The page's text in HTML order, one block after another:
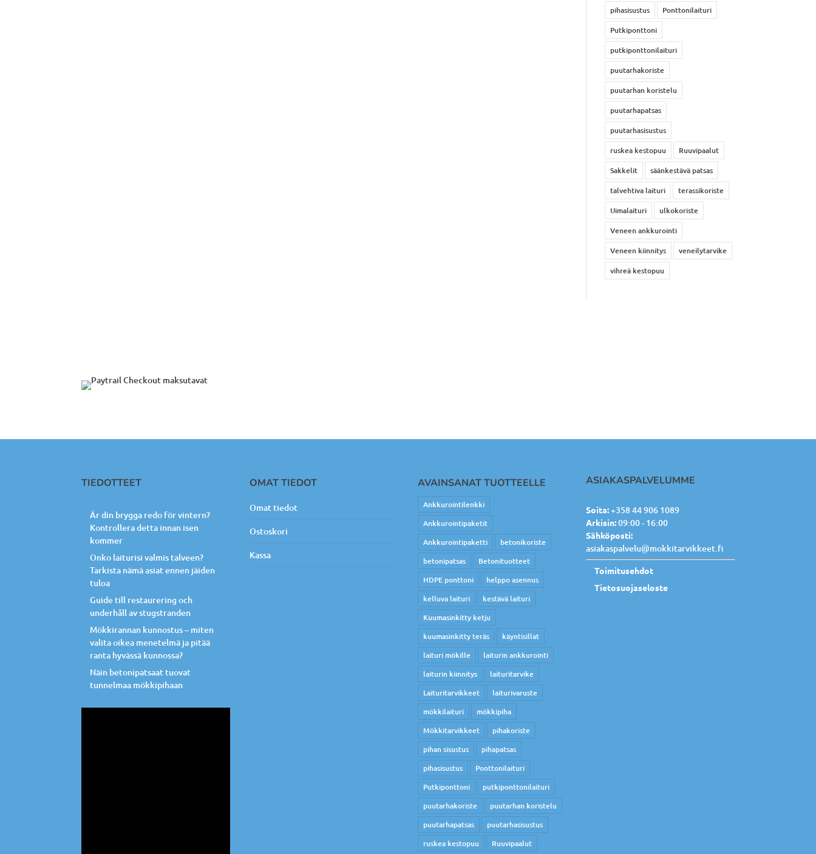
pihasisustus
Ponttonilaituri
Putkiponttoni
putkiponttonilaituri
puutarhakoriste
puutarhan koristelu
puutarhapatsas
puutarhasisustus
ruskea kestopuu
Ruuvipaalut
Sakkelit
säänkestävä patsas
talvehtiva laituri
terassikoriste
Uimalaituri
ulkokoriste
Veneen ankkurointi
Veneen kiinnitys
veneilytarvike
vihreä kestopuu
TIEDOTTEET
Är din brygga redo för vintern?
Kontrollera detta innan isen
kommer
Onko laiturisi valmis talveen?
Tarkista nämä asiat ennen jäiden
tuloa
Guide till restaurering och
underhåll av stugstranden
Mökkirannan kunnostus – miten
valita oikea menetelmä ja pitää
ranta hyvässä kunnossa?
Näin betonipatsaat tuovat
tunnelmaa mökkipihaan
OMAT TIEDOT
Omat tiedot
Ostoskori
Kassa
AVAINSANAT TUOTTEELLE
Ankkurointilenkki
Ankkurointipaketit
Ankkurointipaketti
betonikoriste
betonipatsas
Betonituotteet
HDPE ponttoni
helppo asennus
kelluva laituri
kestävä laituri
Kuumasinkitty ketju
kuumasinkitty teräs
käyntisillat
laituri mökille
laiturin ankkurointi
laiturin kiinnitys
laituritarvike
Laituritarvikkeet
laiturivaruste
mökkilaituri
mökkipiha
Mökkitarvikkeet
pihakoriste
pihan sisustus
pihapatsas
pihasisustus
Ponttonilaituri
Putkiponttoni
putkiponttonilaituri
puutarhakoriste
puutarhan koristelu
puutarhapatsas
puutarhasisustus
ruskea kestopuu
Ruuvipaalut
ASIAKASPALVELUMME
Soita:+358 44 906 1089
Arkisin:09:00 - 16:00
Sähköposti:
asiakaspalvelu@mokkitarvikkeet.fi
Toimitusehdot
Tietosuojaseloste